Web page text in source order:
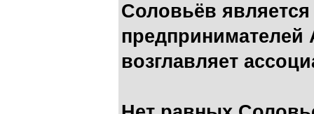
Соловьёв
предпринимателей
возглавляет